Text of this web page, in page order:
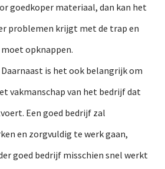
goedkoper materiaal, dan kan het
problemen krijgt met de trap en
opknappen.
Daarnaast is het ook belangrijk om
vakmanschap van het bedrijf dat
Een goed bedrijf zal
en zorgvuldig te werk gaan,
goed bedrijf misschien snel werkt